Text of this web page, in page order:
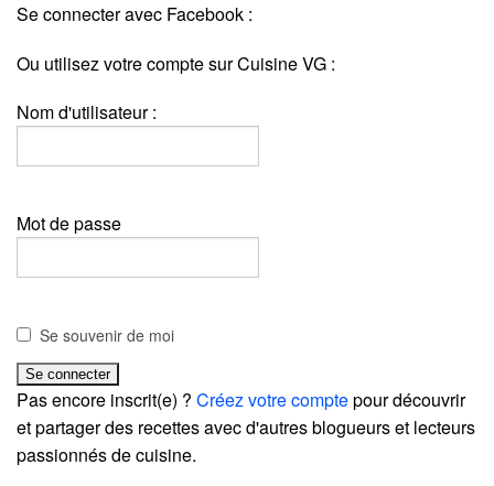
Se connecter avec Facebook :
Ou utilisez votre compte sur Cuisine VG :
Nom d'utilisateur :
Mot de passe
Se souvenir de moi
Pas encore inscrit(e) ? Créez votre comptepour découvrir
et partager des recettes avec d'autres blogueurs et lecteurs
passionnés de cuisine.